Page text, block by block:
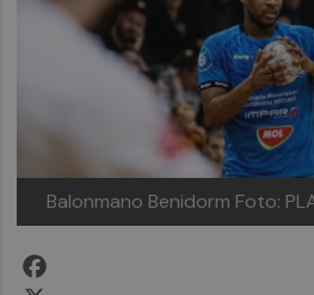
Balonmano Benidorm Foto: